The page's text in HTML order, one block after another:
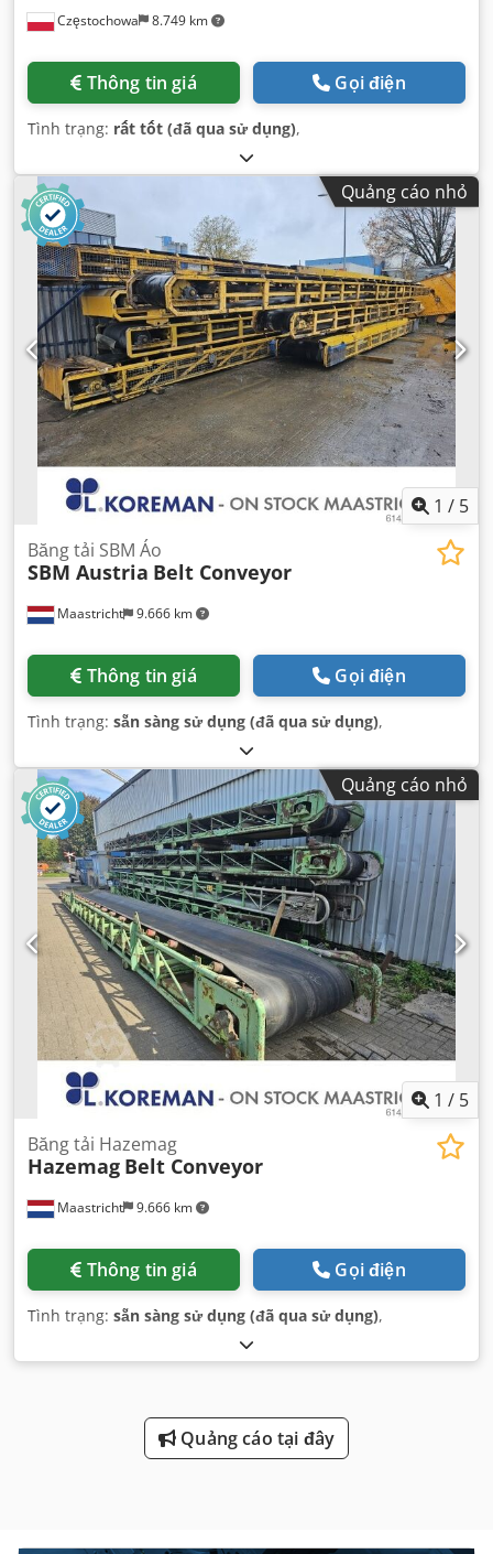
Częstochowa 8.749 km
Thông tin giá Gọi điện
Tình trạng: rất tốt (đã qua sử dụng),
Quảng cáo nhỏ
1 / 5
Maastricht 9.666 km
Băng tải SBM Áo
SBM Austria Belt Conveyor
Thông tin giá Gọi điện
Tình trạng: sẵn sàng sử dụng (đã qua sử dụng),
Quảng cáo nhỏ
1 / 5
Maastricht 9.666 km
Băng tải Hazemag
Hazemag Belt Conveyor
Thông tin giá Gọi điện
Tình trạng: sẵn sàng sử dụng (đã qua sử dụng),
Quảng cáo tại đây